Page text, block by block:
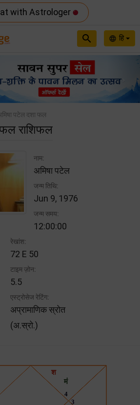
with Astrologer
language हि
search
पटेल दशा फल
राशिफल
नाम:
अमिषा पटेल
जन्म तिथि:
Jun 9, 1976
जन्म समय:
12:00:00
रेखांश:
72 E 50
टाइम ज़ोन:
5.5
एस्ट्रोसेज रेटिंग:
अप्रामाणिक स्रोत
(अ.स्रो.)